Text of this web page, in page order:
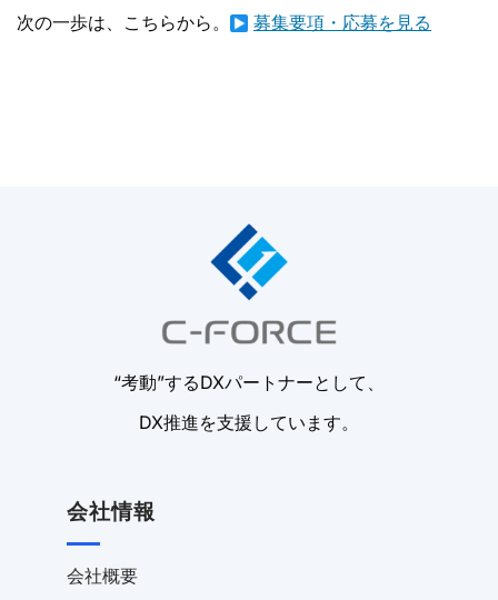
次の一歩は、こちらから。 募集要項・応募を見る
“考動”するDXパートナーとして、
DX推進を支援しています。
会社情報
会社概要